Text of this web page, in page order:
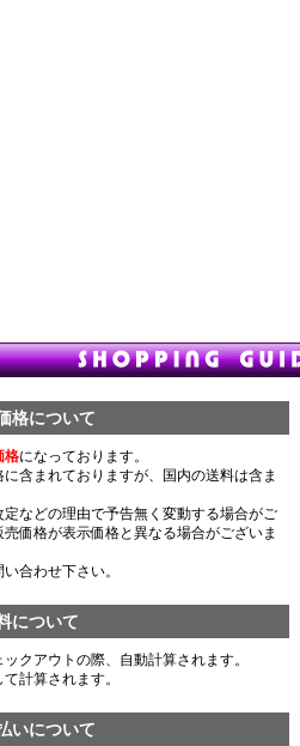
格について
格になっております。
含まれておりますが、国内の送料は含ま
などの理由で予告無く変動する場合がご
価格が表示価格と異なる場合がございま
合わせ下さい。
について
クアウトの際、自動計算されます。
計算されます。
いについて